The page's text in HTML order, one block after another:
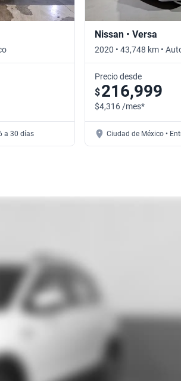
a 30 días
Nissan • Versa
2020 • 43,748 km •
Precio desde
$216,999
$4,316 /mes*
Ciudad de México •